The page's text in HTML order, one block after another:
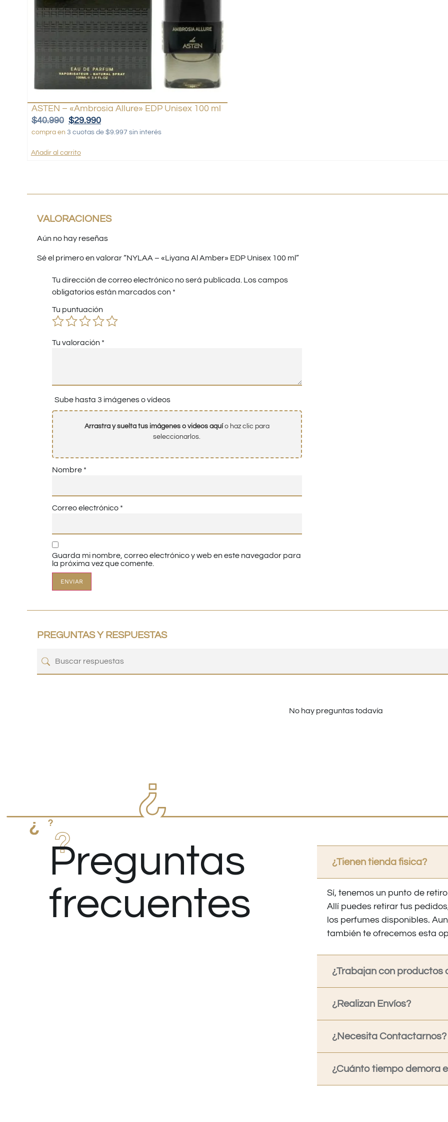
ASTEN – «Ambrosia Allure» EDP Unisex 100 ml
$40.990 $29.990
compra en 3 cuotas de $9.997 sin interés
Añadir al carrito
VALORACIONES
Aún no hay reseñas
Sé el primero en valorar “NYLAA – «Liyana Al Amber» EDP Unisex 100 ml”
Tu dirección de correo electrónico no será publicada. Los campos
obligatorios están marcados con *
Tu puntuación
Tu valoración *
Sube hasta 3 imágenes o vídeos
Arrastra y suelta tus imágenes o videos aquío haz clic para
seleccionarlos.
Nombre *
Correo electrónico *
Guarda mi nombre, correo electrónico y web en este navegador para
la próxima vez que comente.
PREGUNTAS Y RESPUESTAS
No hay preguntas todavía
Preguntas
frecuentes
¿Tienen tienda fisica?
Sí, tenemos un punto de
Allí puedes retirar tus
los perfumes disponibles.
también te ofrecemos esta
¿Trabajan con productos
¿Realizan Envíos?
¿Necesita Contactarnos?
¿Cuánto tiempo demora